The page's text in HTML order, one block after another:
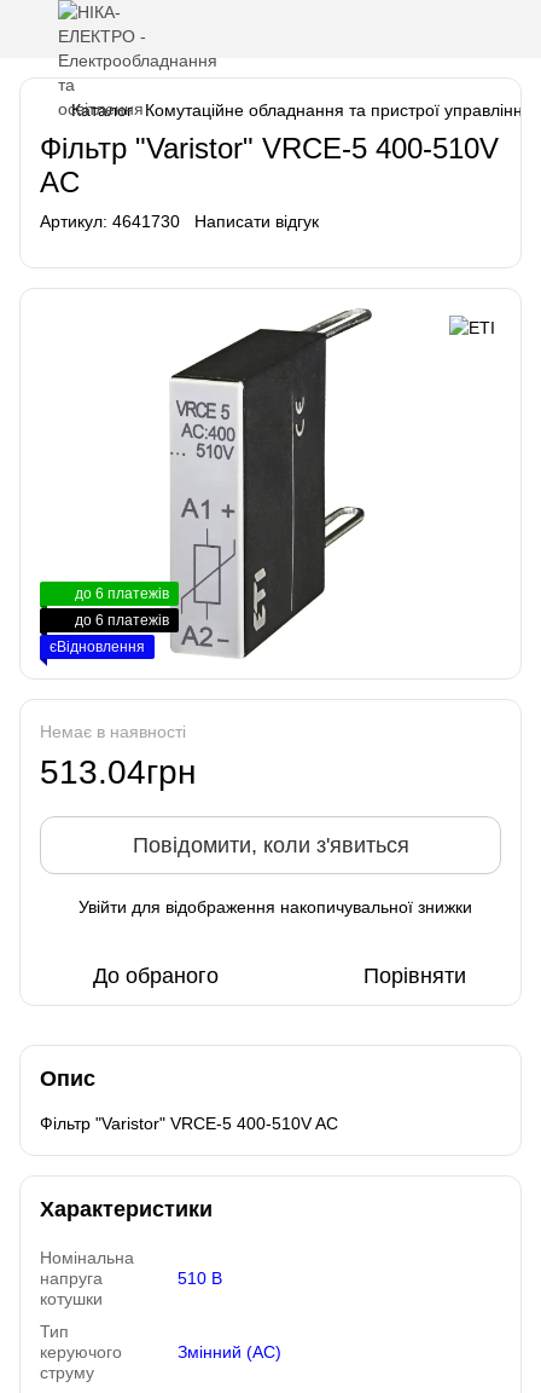
Каталог Комутаційне обладнання та пристрої управління
Фільтр "Varistor" VRCE-5 400-510V
AC
Артикул: 4641730 Написати відгук
до 6 платежів
до 6 платежів
єВідновлення
Немає в наявності
513.04грн
Повідомити, коли з'явиться
Увійти для відображення накопичувальної знижки
До обраного Порівняти
Опис
Фільтр "Varistor" VRCE-5 400-510V AC
Характеристики
Номінальна
напруга
котушки
510 В
Тип
керуючого
струму
Змінний (AC)